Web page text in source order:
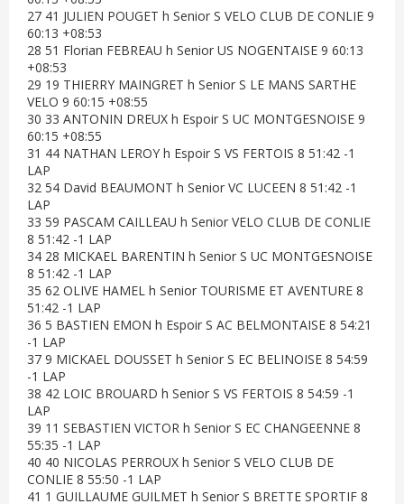
27 41 JULIEN POUGET h Senior S VELO CLUB DE CONLIE 9
60:13 +08:53
28 51 Florian FEBREAU h Senior US NOGENTAISE 9 60:13
+08:53
29 19 THIERRY MAINGRET h Senior S LE MANS SARTHE
VELO 9 60:15 +08:55
30 33 ANTONIN DREUX h Espoir S UC MONTGESNOISE 9
60:15 +08:55
31 44 NATHAN LEROY h Espoir S VS FERTOIS 8 51:42 -1
LAP
32 54 David BEAUMONT h Senior VC LUCEEN 8 51:42 -1
LAP
33 59 PASCAM CAILLEAU h Senior VELO CLUB DE CONLIE
8 51:42 -1 LAP
34 28 MICKAEL BARENTIN h Senior S UC MONTGESNOISE
8 51:42 -1 LAP
35 62 OLIVE HAMEL h Senior TOURISME ET AVENTURE 8
51:42 -1 LAP
36 5 BASTIEN EMON h Espoir S AC BELMONTAISE 8 54:21
-1 LAP
37 9 MICKAEL DOUSSET h Senior S EC BELINOISE 8 54:59
-1 LAP
38 42 LOIC BROUARD h Senior S VS FERTOIS 8 54:59 -1
LAP
39 11 SEBASTIEN VICTOR h Senior S EC CHANGEENNE 8
55:35 -1 LAP
40 40 NICOLAS PERROUX h Senior S VELO CLUB DE
CONLIE 8 55:50 -1 LAP
41 1 GUILLAUME GUILMET h Senior S BRETTE SPORTIF 8